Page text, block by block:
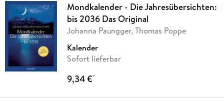
Mondkalender - Die Jahresübersichten:
bis 2036 Das Original
Johanna Paungger, Thomas Poppe
Kalender
Sofort lieferbar
9,34 €*